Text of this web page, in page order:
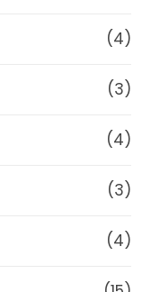
(4)
(3)
(4)
(3)
(4)